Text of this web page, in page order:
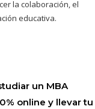
la colaboración, el
educativa.
un MBA
online y llevar tu